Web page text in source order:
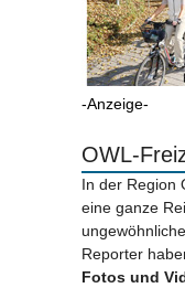
-Anzeige-
OWL-
In der Region
eine ganze
Reporter
Fotos und